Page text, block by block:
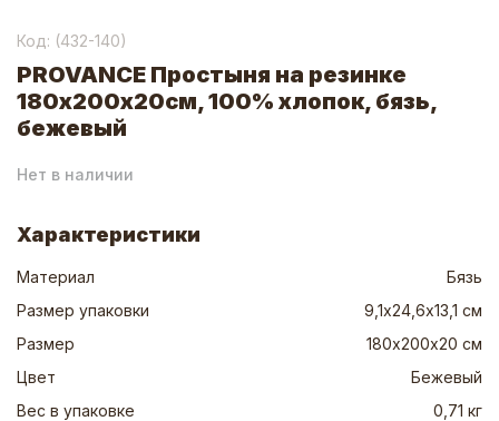
Код: (432-140)
PROVANCE Простыня на резинке
180х200х20см, 100% хлопок, бязь,
бежевый
Нет в наличии
Характеристики
Материал
Бязь
Размер упаковки
9,1х24,6х13,1 см
Размер
180х200х20 см
Цвет
Бежевый
Вес в упаковке
0,71 кг